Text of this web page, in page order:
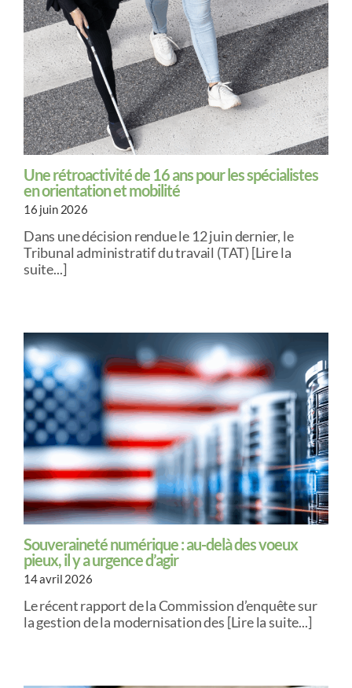
Une rétroactivité de 16 ans pour les spécialistes
en orientation et mobilité
16 juin 2026
Dans une décision rendue le 12 juin dernier, le
Tribunal administratif du travail (TAT) [Lire la
suite...]
Souveraineté numérique : au-delà des voeux
pieux, il y a urgence d’agir
14 avril 2026
Le récent rapport de la Commission d’enquête sur
la gestion de la modernisation des [Lire la suite...]